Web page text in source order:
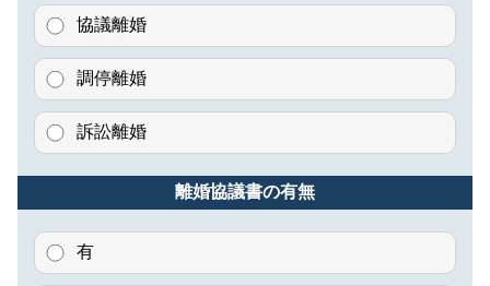
協議離婚
調停離婚
訴訟離婚
離婚協議書の有無
有